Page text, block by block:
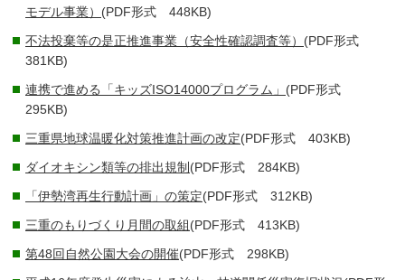
モデル事業） (PDF形式 448KB)
不法投棄等の是正推進事業（安全性確認調査等） (PDF形式
381KB)
連携で進める「キッズISO14000プログラム」 (PDF形式
295KB)
三重県地球温暖化対策推進計画の改定(PDF形式 403KB)
ダイオキシン類等の排出規制 (PDF形式 284KB)
「伊勢湾再生行動計画」の策定(PDF形式 312KB)
三重のもりづくり月間の取組(PDF形式 413KB)
第48回自然公園大会の開催(PDF形式 298KB)